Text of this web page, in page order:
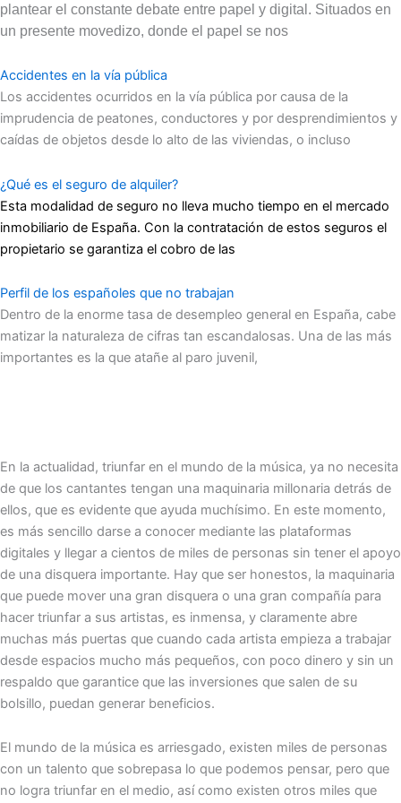
plantear el constante debate entre papel y digital. Situados en
un presente movedizo, donde el papel se nos
Accidentes en la vía pública
Los accidentes ocurridos en la vía pública por causa de la
imprudencia de peatones, conductores y por desprendimientos y
caídas de objetos desde lo alto de las viviendas, o incluso
¿Qué es el seguro de alquiler?
Esta modalidad de seguro no lleva mucho tiempo en el mercado
inmobiliario de España. Con la contratación de estos seguros el
propietario se garantiza el cobro de las
Perfil de los españoles que no trabajan
Dentro de la enorme tasa de desempleo general en España, cabe
matizar la naturaleza de cifras tan escandalosas. Una de las más
importantes es la que atañe al paro juvenil,
En la actualidad, triunfar en el mundo de la música, ya no necesita
de que los cantantes tengan una maquinaria millonaria detrás de
ellos, que es evidente que ayuda muchísimo. En este momento,
es más sencillo darse a conocer mediante las plataformas
digitales y llegar a cientos de miles de personas sin tener el apoyo
de una disquera importante. Hay que ser honestos, la maquinaria
que puede mover una gran disquera o una gran compañía para
hacer triunfar a sus artistas, es inmensa, y claramente abre
muchas más puertas que cuando cada artista empieza a trabajar
desde espacios mucho más pequeños, con poco dinero y sin un
respaldo que garantice que las inversiones que salen de su
bolsillo, puedan generar beneficios.
El mundo de la música es arriesgado, existen miles de personas
con un talento que sobrepasa lo que podemos pensar, pero que
no logra triunfar en el medio, así como existen otros miles que